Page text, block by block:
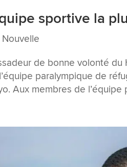
sportive la
Nouvelle
de bonne volonté du
paralympique de
Aux membres de